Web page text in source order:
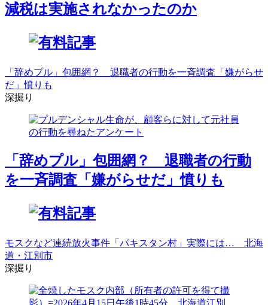
減税は実施されなかったのか
「辞めプル」包囲網？ 退職者の行動を一斉調査「嫌がらせ
だ」憤りも
深掘り
「辞めプル」包囲網？ 退職者の行動
を一斉調査「嫌がらせだ」憤りも
モスクなど連続放火事件「パキスタン村」実際には… 北海
道・江別市
深掘り